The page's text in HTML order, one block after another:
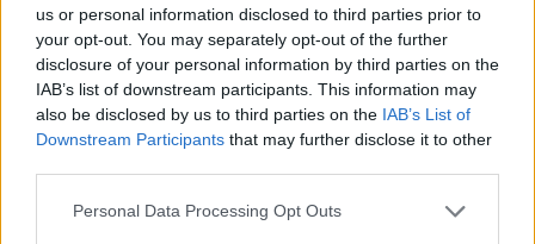
us or personal information disclosed to third parties prior to
your opt-out. You may separately opt-out of the further
disclosure of your personal information by third parties on the
IAB’s list of downstream participants. This information may
also be disclosed by us to third parties on the IAB’s List of
Downstream Participants that may further disclose it to other
Personal Data Processing Opt Outs